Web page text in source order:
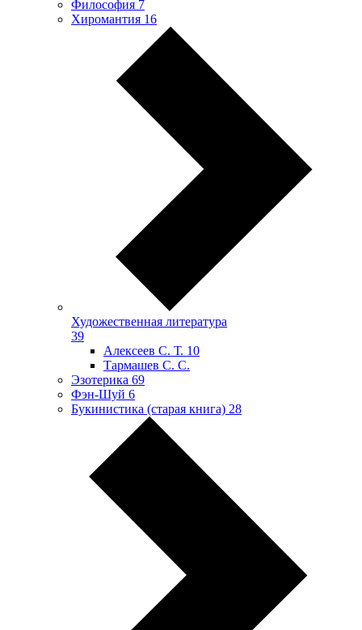
Философия 7
Хиромантия 16
Художественная литература
39
Алексеев С. Т. 10
Тармашев С. С.
Эзотерика 69
Фэн-Шуй 6
Букинистика (старая книга) 28